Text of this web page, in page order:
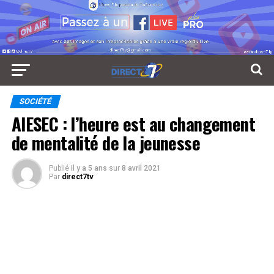
SOCIÉTÉ
AIESEC : l’heure est au changement
de mentalité de la jeunesse
Publié il y a 5 ans sur 8 avril 2021
Par direct7tv